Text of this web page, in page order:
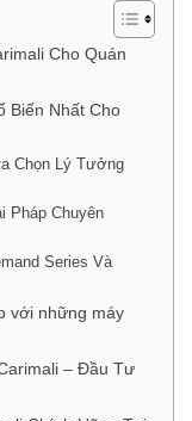
Cho Quán
Biến Nhất Cho
Chọn Lý Tưởng
Pháp Chuyên
Series Và
với những máy
– Đầu Tư